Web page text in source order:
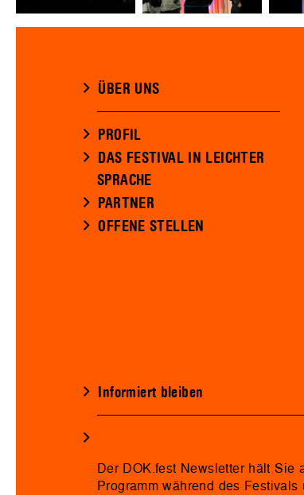
ÜBER UNS
PROFIL
DAS FESTIVAL IN LEICHTER
SPRACHE
PARTNER
OFFENE STELLEN
Informiert bleiben
Der DOK.fest Newsletter hält Sie
Programm während des Festivals